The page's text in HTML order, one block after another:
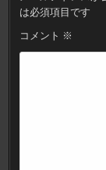
シ
ョ
ン
は必須項目です
コメント ※